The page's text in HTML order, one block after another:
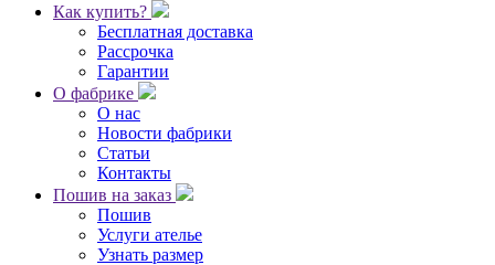
Как купить?
Бесплатная доставка
Рассрочка
Гарантии
О фабрике
О нас
Новости фабрики
Статьи
Контакты
Пошив на заказ
Пошив
Услуги ателье
Узнать размер